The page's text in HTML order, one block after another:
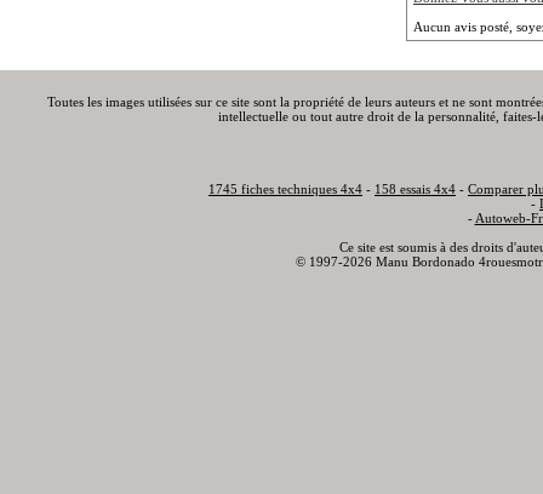
Aucun avis posté,
Toutes les images utilisées sur ce site sont la propriété de leurs auteurs et ne sont
intellectuelle ou tout autre droit de la personnalité,
1745 fiches techniques 4x4 - 158 essais 4x4 - Comparer
-
- Autoweb-
Ce site est soumis à des droits
© 1997-2026 Manu Bordonado